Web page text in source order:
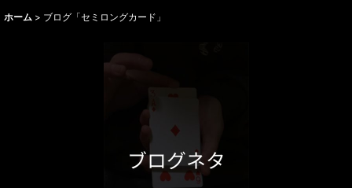
ホーム > ブログ「セミロングカード」